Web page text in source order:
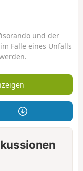
und der
Falle eines Unfalls